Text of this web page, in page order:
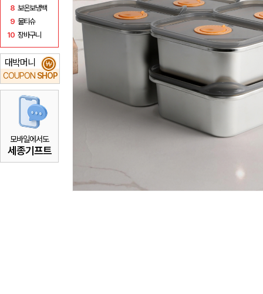
8 보온보냉백
9 물티슈
10 장바구니
대박머니
COUPON SHOP
₩
모바일에서도
세종기프트